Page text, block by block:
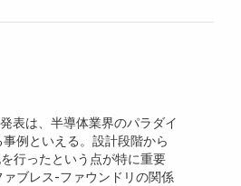
表は、半導体業界のパラダイ
例といえる。設計段階から
行ったという点が特に重要
ブレス-ファウンドリの関係